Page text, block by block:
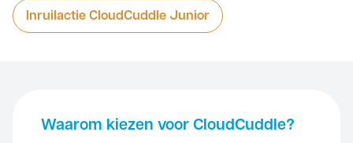
Inruilactie CloudCuddle Junior
Waarom kiezen voor CloudCuddle?